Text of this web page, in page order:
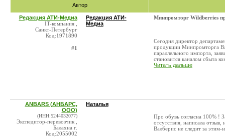
Автор
Редакция АТИ-Медиа
IT-компания ,
Санкт-Петербург
Код:1971890
#1
Редакция АТИ-
Медиа
Минпромторг Wildberries
Сегодня директор
продукции Минпромторга
параллельного импорта,
становится каналом сбыта
Читать дальше
ANBARS (АНБАРС,
ООО)
(ИНН:5244032077)
Экспедитор-перевозчик ,
Балахна г.
Код:2055002
Наталья
Про обувь согласна 100% !
отсутствия, написала
Валберис не следит за этим-